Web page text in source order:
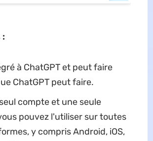
:
à ChatGPT et peut faire
ChatGPT peut faire.
compte et une seule
pouvez l'utiliser sur toutes
y compris Android, iOS,